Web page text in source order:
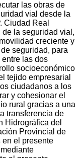
las obras de
vial desde la
Ciudad Real
de la seguridad vial,
creciente y
seguridad, para
las dos
socioeconómico
tejido empresarial
ciudadanos a los
y cohesionar el
rural gracias a una
transferencia de
Hidrográfica del
Provincial de
en el presente